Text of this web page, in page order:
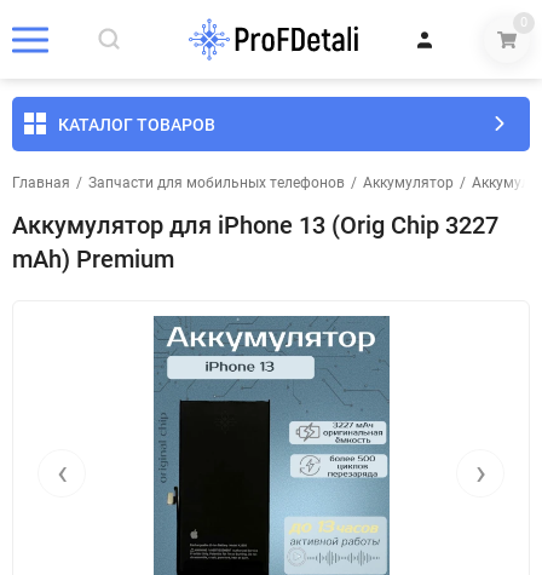
0
КАТАЛОГ ТОВАРОВ
Главная / Запчасти для мобильных телефонов / Аккумулятор /
Аккумулятор для iPhone 13 (Orig Chip 3227
mAh) Premium
‹ ›